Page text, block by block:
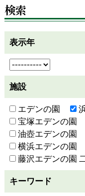
検索
表示年
施設
エデンの園
宝塚エデンの園
油壺エデンの園
横浜エデンの園
藤沢エデンの園
キーワード